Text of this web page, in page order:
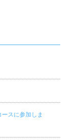
スに参加しま